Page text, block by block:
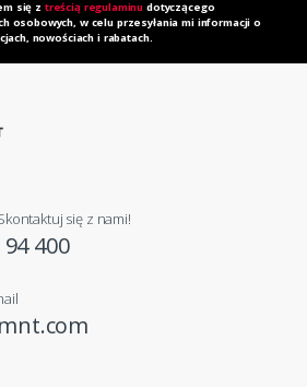
się z treścią regulaminu dotyczącego
osobowych, w celu przesyłania mi informacji o
nowościach i rabatach.
się z nami!
400